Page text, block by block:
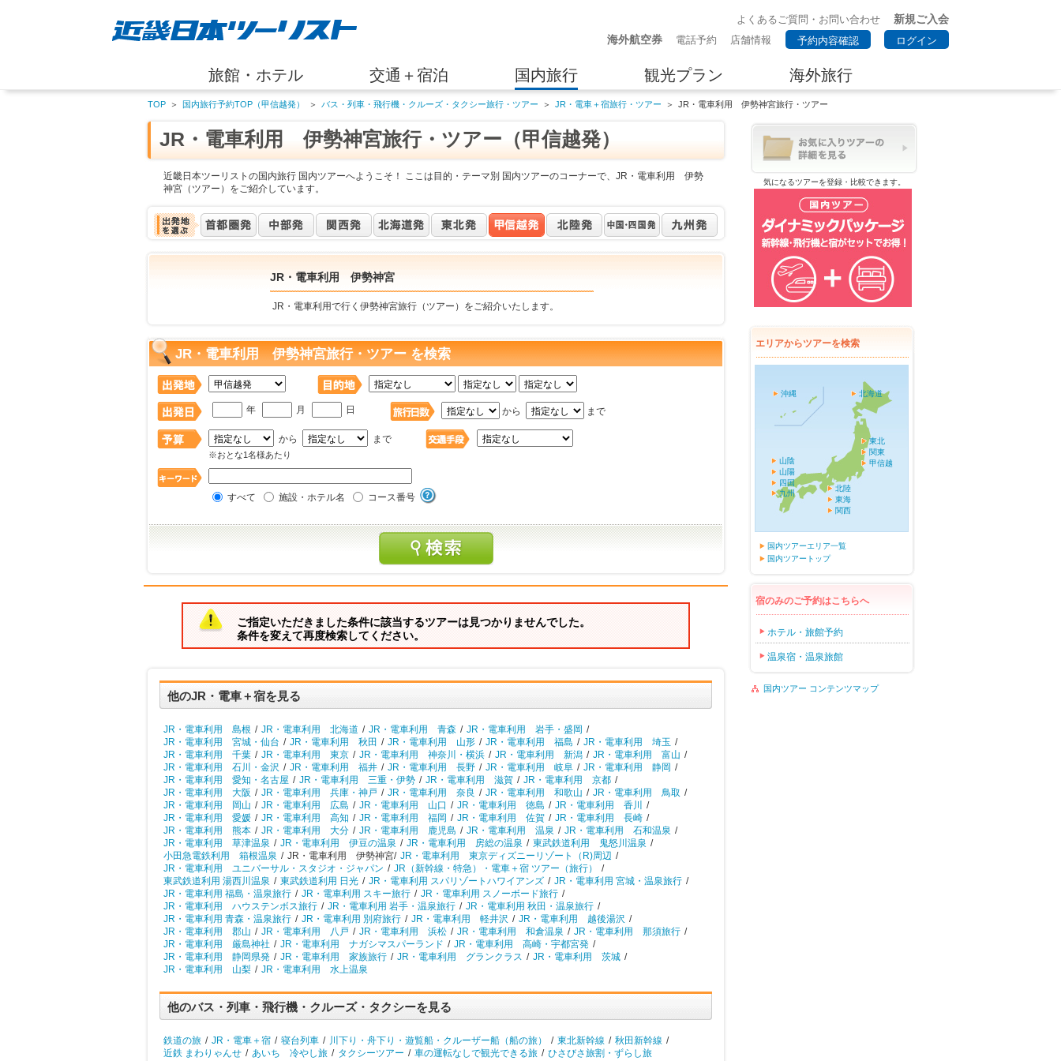
よくあるご質問・お問い合わせ
新規ご入会
海外航空券
電話予約 店舗情報 予約内容確認 ログイン
旅館・ホテル 交通＋宿泊 国内旅行 観光プラン 海外旅行
TOP ＞ 国内旅行予約TOP（甲信越発） ＞ バス・列車・飛行機・クルーズ・タクシー旅行・ツアー ＞ JR・電車＋宿旅行・ツアー ＞ JR・電車利用 伊勢神宮旅行・ツアー
JR・電車利用 伊勢神宮旅行・ツアー（甲信越発）
近畿日本ツーリストの国内旅行 国内ツアーへようこそ！ ここは目的・テーマ別 国内ツアーのコーナーで、JR・電車利用 伊勢
神宮（ツアー）をご紹介しています。
JR・電車利用 伊勢神宮
JR・電車利用で行く伊勢神宮旅行（ツアー）をご紹介いたします。
JR・電車利用 伊勢神宮旅行・ツアー を検索
年 月 日 から まで
から まで
※おとな1名様あたり
すべて 施設・ホテル名 コース番号
ご指定いただきました条件に該当するツアーは見つかりませんでした。
条件を変えて再度検索してください。
他のJR・電車＋宿を見る
JR・電車利用 島根 / JR・電車利用 北海道 / JR・電車利用 青森 / JR・電車利用 岩手・盛岡 /
JR・電車利用 宮城・仙台 / JR・電車利用 秋田 / JR・電車利用 山形 / JR・電車利用 福島 / JR・電車利用 埼玉 /
JR・電車利用 千葉 / JR・電車利用 東京 / JR・電車利用 神奈川・横浜 / JR・電車利用 新潟 / JR・電車利用 富山 /
JR・電車利用 石川・金沢 / JR・電車利用 福井 / JR・電車利用 長野 / JR・電車利用 岐阜 / JR・電車利用 静岡 /
JR・電車利用 愛知・名古屋 / JR・電車利用 三重・伊勢 / JR・電車利用 滋賀 / JR・電車利用 京都 /
JR・電車利用 大阪 / JR・電車利用 兵庫・神戸 / JR・電車利用 奈良 / JR・電車利用 和歌山 / JR・電車利用 鳥取 /
JR・電車利用 岡山 / JR・電車利用 広島 / JR・電車利用 山口 / JR・電車利用 徳島 / JR・電車利用 香川
/
JR・電車利用 愛媛 / JR・電車利用 高知 / JR・電車利用 福岡 / JR・電車利用 佐賀 / JR・電車利用 長崎 /
JR・電車利用 熊本 / JR・電車利用 大分 / JR・電車利用 鹿児島 / JR・電車利用 温泉 / JR・電車利用 石和温泉 /
JR・電車利用 草津温泉 / JR・電車利用 伊豆の温泉 / JR・電車利用 房総の温泉 / 東武鉄道利用 鬼怒川温泉 /
小田急電鉄利用 箱根温泉 / JR・電車利用 伊勢神宮/ JR・電車利用 東京ディズニーリゾート（R)周辺 /
JR・電車利用 ユニバーサル・スタジオ・ジャパン / JR（新幹線・特急）・電車＋宿 ツアー（旅行）
/
東武鉄道利用 湯西川温泉 / 東武鉄道利用 日光 / JR・電車利用 スパリゾートハワイアンズ / JR・電車利用 宮城・温泉旅行 /
JR・電車利用 福島・温泉旅行 / JR・電車利用 スキー旅行 / JR・電車利用 スノーボード旅行 /
JR・電車利用 ハウステンボス旅行 / JR・電車利用 岩手・温泉旅行 / JR・電車利用 秋田・温泉旅行 /
JR・電車利用 青森・温泉旅行 / JR・電車利用 別府旅行 / JR・電車利用 軽井沢 / JR・電車利用 越後湯沢 /
JR・電車利用 郡山 / JR・電車利用 八戸 / JR・電車利用 浜松 / JR・電車利用 和倉温泉 / JR・電車利用 那須旅行 /
JR・電車利用 厳島神社 / JR・電車利用 ナガシマスパーランド / JR・電車利用 高崎・宇都宮発 /
JR・電車利用 静岡県発 / JR・電車利用 家族旅行 / JR・電車利用 グランクラス / JR・電車利用 茨城 /
JR・電車利用 山梨 / JR・電車利用 水上温泉
他のバス・列車・飛行機・クルーズ・タクシーを見る
鉄道の旅 / JR・電車＋宿 / 寝台列車 / 川下り・舟下り・遊覧船・クルーザー船（船の旅） / 東北新幹線 / 秋田新幹線 /
近鉄 まわりゃんせ / あいち 冷やし旅 / タクシーツアー / 車の運転なしで観光できる旅 / ひさびさ旅割・ずらし旅
気になるツアーを登録・比較できます。
エリアからツアーを検索
北海道
東北
関東
甲信越
北陸
東海
関西
山陰
山陽
四国
九州
沖縄
国内ツアーエリア一覧
国内ツアートップ
宿のみのご予約はこちらへ
ホテル・旅館予約
温泉宿・温泉旅館
国内ツアー コンテンツマップ